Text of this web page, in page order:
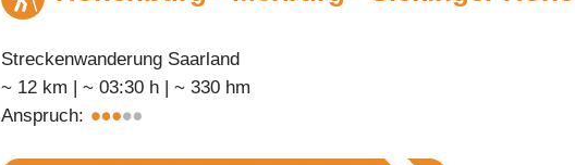
Streckenwanderung Saarland
~ 12 km | ~ 03:30 h | ~ 330 hm
Anspruch: